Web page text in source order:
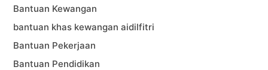
Bantuan Kewangan
bantuan khas kewangan aidilfitri
Bantuan Pekerjaan
Bantuan Pendidikan